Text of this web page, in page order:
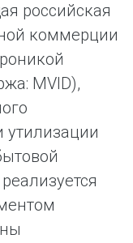
российская
коммерции
MVID),
утилизации